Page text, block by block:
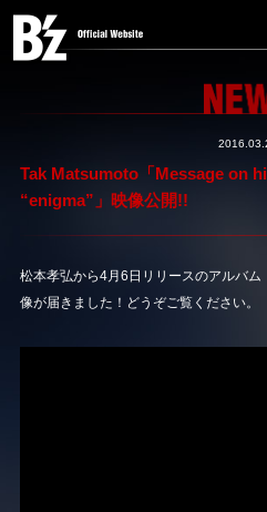
Tak Matsumoto「Message on
“enigma”」映像公開!!
松本孝弘から4月6日リリースのアルバ
像が届きました！どうぞご覧ください。